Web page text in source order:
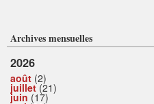
Archives mensuelles
2026
août (2)
juillet(21)
juin (17)